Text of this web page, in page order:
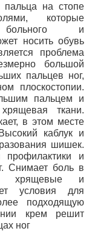
пальца на стопе
которые
больного и
носить обувь
проблема
большой
пальцев ног,
плоскостопии.
пальцем и
ткани.
в этом месте
каблук и
шишек.
профилактики и
Снимает боль в
хрящевые и
условия для
подходящую
крем решит
ног